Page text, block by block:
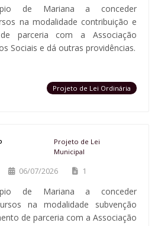
de Mariana a conceder
na modalidade contribuição e
parceria com a Associação
Sociais e dá outras providências.
Projeto de Lei Ordinária
Projeto de Lei
Municipal
06/07/2026 1
de Mariana a conceder
na modalidade subvenção
de parceria com a Associação